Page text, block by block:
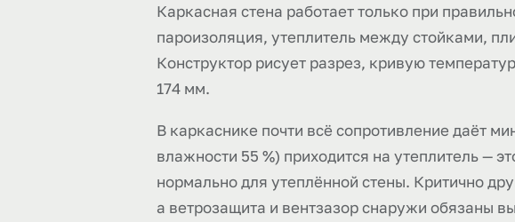
Каркасная стена работает только при
пароизоляция, утеплитель между стойками,
Конструктор рисует разрез, кривую
174 мм.
В каркаснике почти всё сопротивление даёт
влажности 55 %) приходится на утеплитель —
нормально для утеплённой стены. Критично
а ветрозащита и вентзазор снаружи обязаны